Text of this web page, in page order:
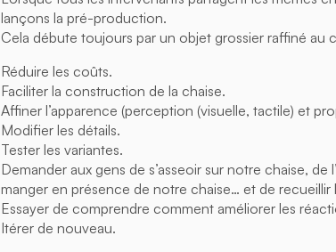
lançons la pré-production.
Cela débute toujours par un objet grossier raffiné au
Réduire les coûts.
Faciliter la construction de la chaise.
Affiner l’apparence (perception (visuelle, tactile) et
Modifier les détails.
Tester les variantes.
Demander aux gens de s’asseoir sur notre chaise, de
manger en présence de notre chaise… et de
Essayer de comprendre comment améliorer les
Itérer de nouveau.